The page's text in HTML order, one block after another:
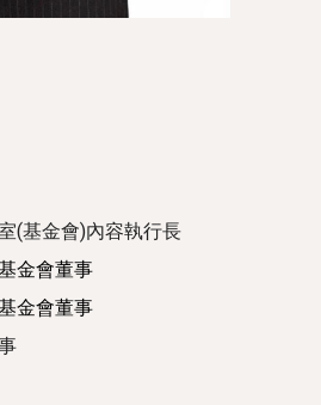
(基金會)內容執行長
金會董事
金會董事